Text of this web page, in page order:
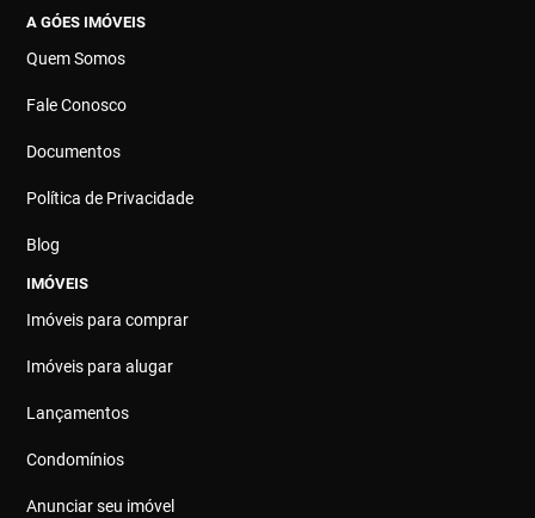
A GÓES IMÓVEIS
Quem Somos
Fale Conosco
Documentos
Política de Privacidade
Blog
IMÓVEIS
Imóveis para comprar
Imóveis para alugar
Lançamentos
Condomínios
Anunciar seu imóvel